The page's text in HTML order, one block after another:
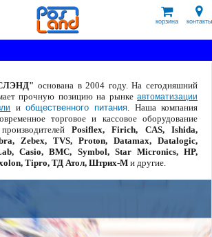
корзина контакты
основана в 2004 году. На сегодняшний
прочную позицию на рынке автоматизации
иобщественного питания. Наша компания
торговое и кассовое оборудование
Posiflex, Firich, CAS, Ishida,
Zebex, TVS, Proton, Datamax, Datalogic,
Casio, BMC, Symbol, Star Micronics, HP,
Tipro, ТД Атол, Штрих-М и другие.